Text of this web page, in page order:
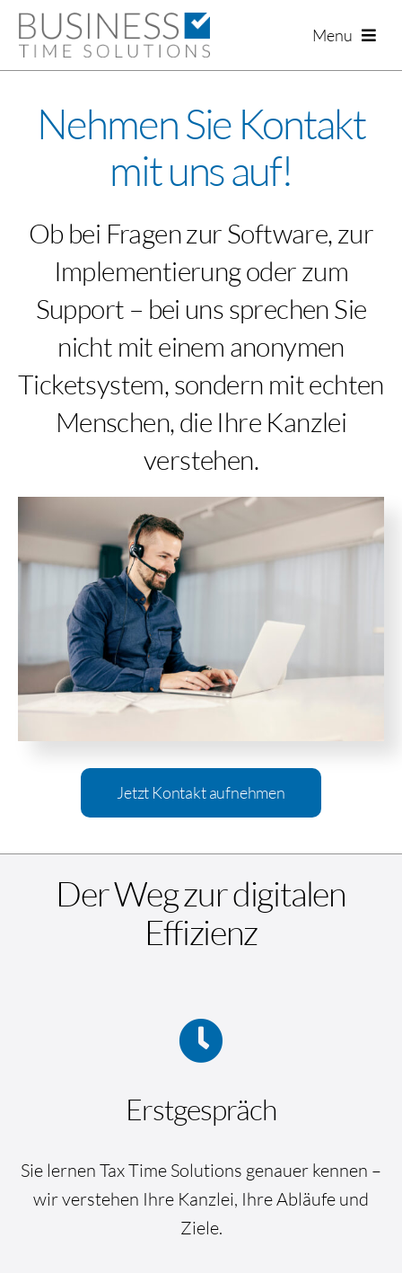
Zum
Inhalt
springen
Menu
Nehmen Sie Kontakt
mit uns auf!
Ob bei Fragen zur Software, zur
Implementierung oder zum
Support – bei uns sprechen Sie
nicht mit einem anonymen
Ticketsystem, sondern mit echten
Menschen, die Ihre Kanzlei
verstehen.
Jetzt Kontakt aufnehmen
Der Weg zur digitalen
Effizienz
Erstgespräch
Sie lernen Tax Time Solutions genauer kennen –
wir verstehen Ihre Kanzlei, Ihre Abläufe und
Ziele.